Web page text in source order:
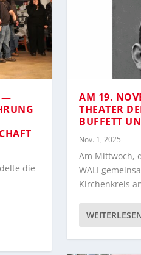
—
die
AM 19.
HEATER
UFFETT
Nov. 1, 2025
Am Mittwoch,
WALI
Kirchenkreis